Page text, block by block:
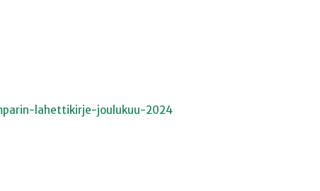
lahettikirje-joulukuu-2024